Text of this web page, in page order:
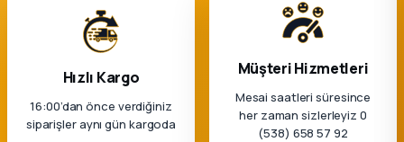
Hızlı Kargo
16:00’dan önce verdiğiniz
siparişler aynı gün kargoda
Müşteri Hizmetleri
Mesai saatleri süresince
her zaman sizlerleyiz 0
(538) 658 57 92